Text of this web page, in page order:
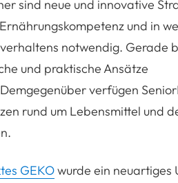
sind neue und innovative
und in
notwendig. Gerade
und praktische Ansätze
verfügen
rund um Lebensmittel und
GEKOwurde ein neuartiges